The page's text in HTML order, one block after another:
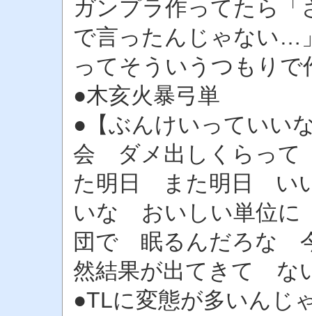
ガンプラ作ってたら
で言ったんじゃない…
ってそういうつもり
●木亥火暴弓単
●【ぶんけいっていい
会 ダメ出しくらっ
た明日 また明日 い
いな おいしい単位に
団で 眠るんだろな
然結果が出てきて
●TLに変態が多いんじ